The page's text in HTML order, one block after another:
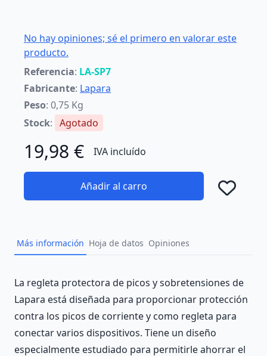
No hay opiniones; sé el primero en valorar este
producto.
Referencia: LA-SP7
Fabricante: Lapara
Peso: 0,75 Kg
Stock: Agotado
19,98 € IVA incluído
Añadir al carro
Más información Hoja de datos Opiniones
Description
La regleta protectora de picos y sobretensiones de
Lapara está diseñada para proporcionar protección
contra los picos de corriente y como regleta para
conectar varios dispositivos. Tiene un diseño
especialmente estudiado para permitirle ahorrar el